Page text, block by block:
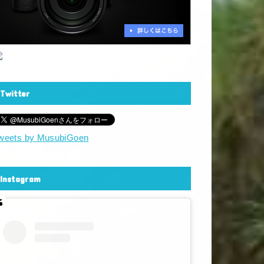
Twitter
by MusubiGoen
Instagram